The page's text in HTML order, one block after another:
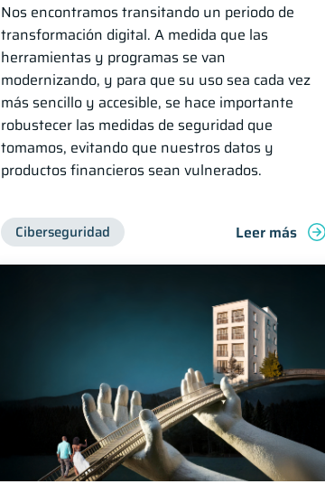
Nos encontramos transitando un periodo de
transformación digital. A medida que las
herramientas y programas se van
modernizando, y para que su uso sea cada vez
más sencillo y accesible, se hace importante
robustecer las medidas de seguridad que
tomamos, evitando que nuestros datos y
productos financieros sean vulnerados.
Ciberseguridad Leer más